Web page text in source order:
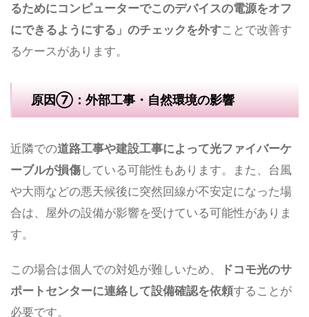
るためにコンピューターでこのデバイスの電源をオフ
にできるようにする」のチェックを外すことで改善す
るケースがあります。
原因⑦：外部工事・自然環境の影響
近隣での道路工事や建設工事によって光ファイバーケ
ーブルが損傷している可能性もあります。また、台風
や大雨などの悪天候後に突然回線が不安定になった場
合は、屋外の設備が影響を受けている可能性がありま
す。
この場合は個人での対処が難しいため、
ドコモ光のサ
ポートセンターに連絡して設備確認を依頼することが
必要です。